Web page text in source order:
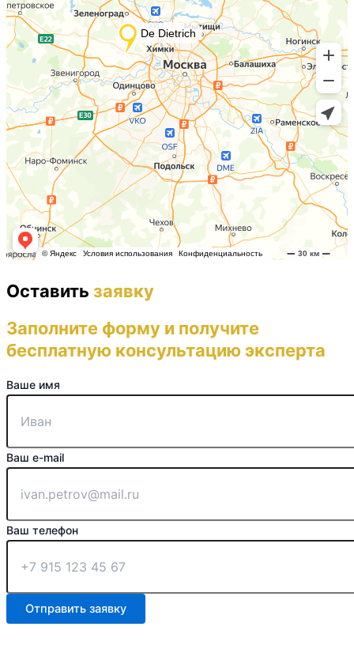
Оставить заявку
Заполните форму и получите
бесплатную консультацию эксперта
Ваше имя
Ваш e-mail
Ваш телефон
Отправить заявку